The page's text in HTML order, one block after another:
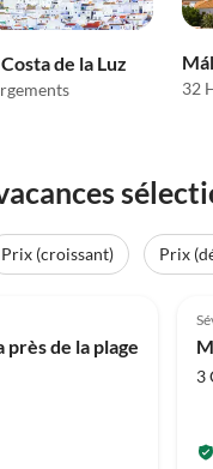
de la Luz
32
Prix (croissant) Prix
de la plage
3